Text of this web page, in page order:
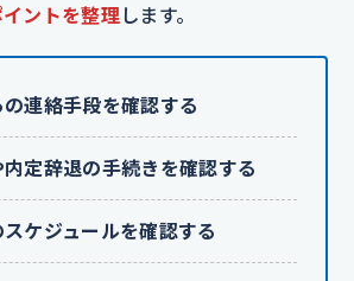
ントを整理します。
連絡手段を確認する
定辞退の手続きを確認する
ケジュールを確認する